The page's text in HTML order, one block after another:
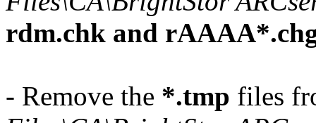
rdm.chk and
- Remove the *.tmp files